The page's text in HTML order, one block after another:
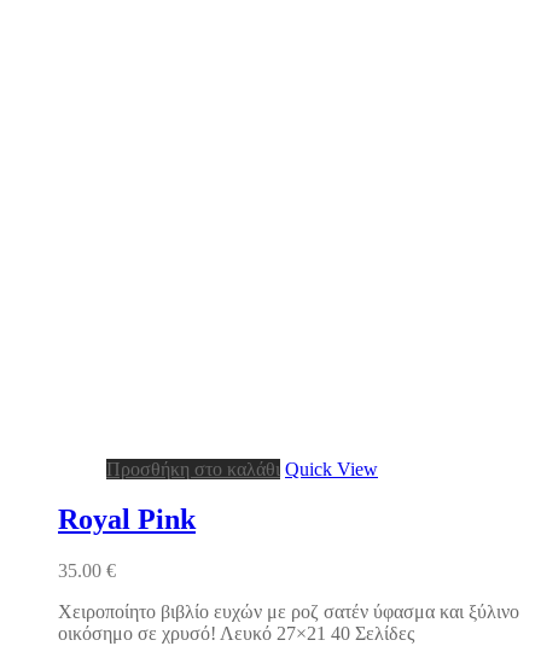
Προσθήκη στο καλάθι Quick View
Royal Pink
35.00 €
Χειροποίητο βιβλίο ευχών με ροζ σατέν ύφασμα και ξύλινο
οικόσημο σε χρυσό! Λευκό 27×21 40 Σελίδες